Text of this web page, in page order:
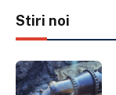
Stiri noi